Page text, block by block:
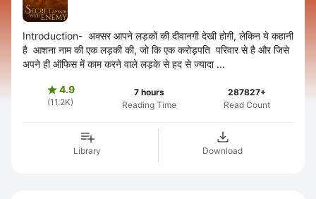
Introduction- अक्सर आपने लड़कों की दीवानगी देखी होगी, लेकिन ये कहानी
है आशना नाम की एक लड़की की, जो कि एक करोड़पति परिवार से है और जिसे
अपने ही ऑफिस में काम करने वाले लड़के से हद से ज्यादा ...
4.9
(11.2K)
7 hours
Reading Time
287827+
Read Count
Library Download